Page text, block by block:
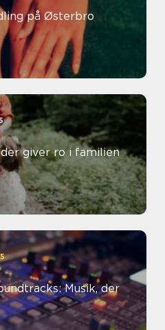
på Østerbro
giver ro i familien
Musik, der